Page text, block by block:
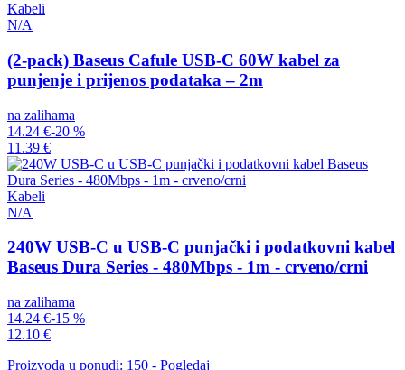
Kabeli
N/A
(2-pack) Baseus Cafule USB-C 60W kabel za
punjenje i prijenos podataka – 2m
na zalihama
14.24 €-20 %
11.39 €
Kabeli
N/A
240W USB-C u USB-C punjački i podatkovni kabel
Baseus Dura Series - 480Mbps - 1m - crveno/crni
na zalihama
14.24 €-15 %
12.10 €
Proizvoda u ponudi: 150 - Pogledaj